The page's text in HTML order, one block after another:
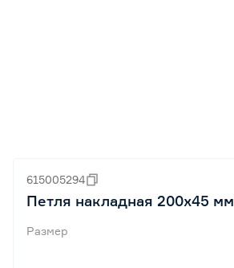
615005294
Петля накладная 200х45 мм
Размер